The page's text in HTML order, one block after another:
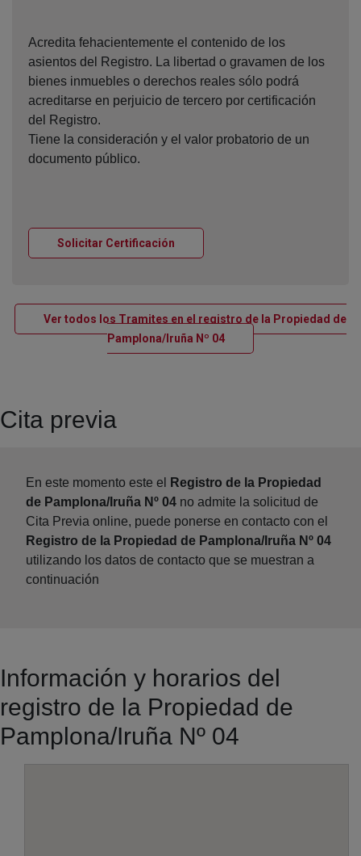
Acredita fehacientemente el contenido de los
asientos del Registro. La libertad o gravamen de los
bienes inmuebles o derechos reales sólo podrá
acreditarse en perjuicio de tercero por certificación
del Registro.
Tiene la consideración y el valor probatorio de un
documento público.
Solicitar Certificación
Ver todos los Tramites en el registro de la Propiedad de
Pamplona/Iruña Nº 04Ventana nueva
Cita previa
En este momento este el
Registro de la Propiedad
de Pamplona/Iruña Nº 04 no admite la solicitud de
Cita Previa online, puede ponerse en contacto con el
Registro de la Propiedad de Pamplona/Iruña Nº 04
utilizando los datos de contacto que se muestran a
continuación
Información y horarios del
registro de la Propiedad de
Pamplona/Iruña Nº 04